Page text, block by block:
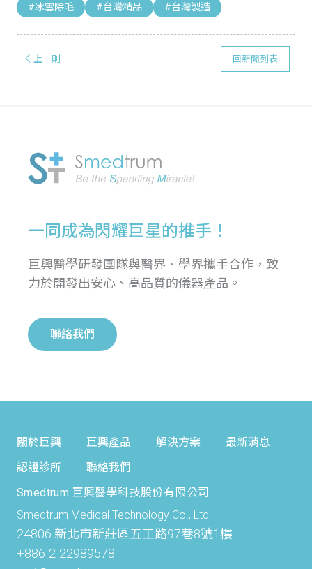
#冰雪除毛
#台灣精品 #台灣製造
上一則 回新聞列表
一同成為閃耀巨星的推手！
巨興醫學研發團隊與醫界、學界攜手合作，致
力於開發出安心、高品質的儀器產品。
聯絡我們
關於巨興 巨興產品 解決方案
最新消息
認證診所
聯絡我們
Smedtrum 巨興醫學科技股份有限公司
Smedtrum Medical Technology Co., Ltd.
24806 新北市新莊區五工路97巷8號1樓
+886-2-22989578